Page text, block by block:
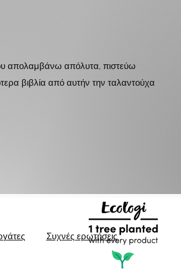
απολαμβάνω απόλυτα, πιστεύω
βιβλία από αυτήν την ταλαντούχα
Συχνές ερωτήσεις